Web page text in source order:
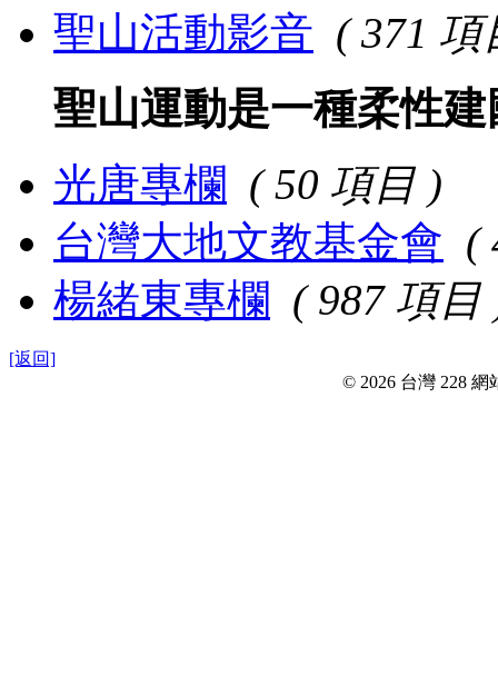
聖山活動影音 ( 371 項
聖山運動是一種柔性
光唐專欄 ( 50 項目 )
台灣大地文教基金會 (
楊緒東專欄 ( 987 項目
[返回]
© 2026 台灣 228 網